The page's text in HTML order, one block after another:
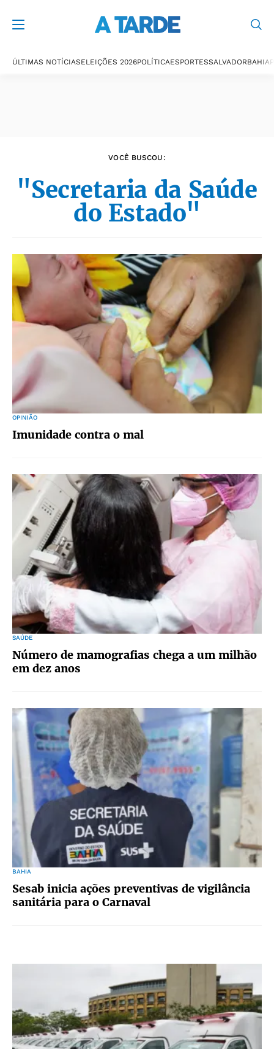
ÚLTIMAS NOTÍCIASELEIÇÕES 2026POLÍTICAESPORTESSALVADORBAHIA
VOCÊ BUSCOU:
"Secretaria da Saúde
do Estado"
OPINIÃO
Imunidade contra o mal
SAÚDE
Número de mamografias chega a um milhão
em dez anos
BAHIA
Sesab inicia ações preventivas de vigilância
sanitária para o Carnaval